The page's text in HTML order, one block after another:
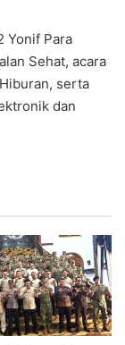
Yonif Para
Sehat, acara
serta
dan